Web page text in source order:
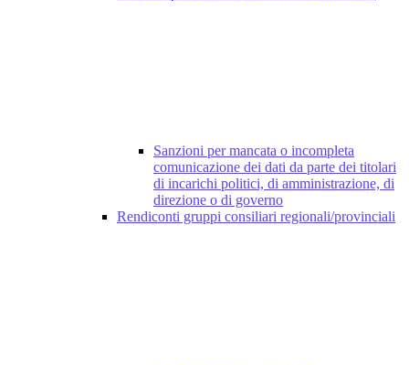
Sanzioni per mancata o incompleta
comunicazione dei dati da parte dei titolari
di incarichi politici, di amministrazione, di
direzione o di governo
Rendiconti gruppi consiliari regionali/provinciali